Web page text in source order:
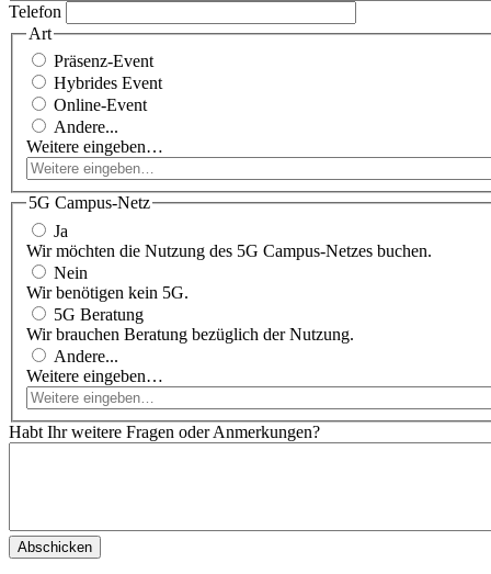
Telefon
Art
Präsenz-Event
Hybrides Event
Online-Event
Andere...
Weitere eingeben…
5G Campus-Netz
Ja
Wir möchten die Nutzung des 5G Campus-Netzes buchen.
Nein
Wir benötigen kein 5G.
5G Beratung
Wir brauchen Beratung bezüglich der Nutzung.
Andere...
Weitere eingeben…
Habt Ihr weitere Fragen oder Anmerkungen?